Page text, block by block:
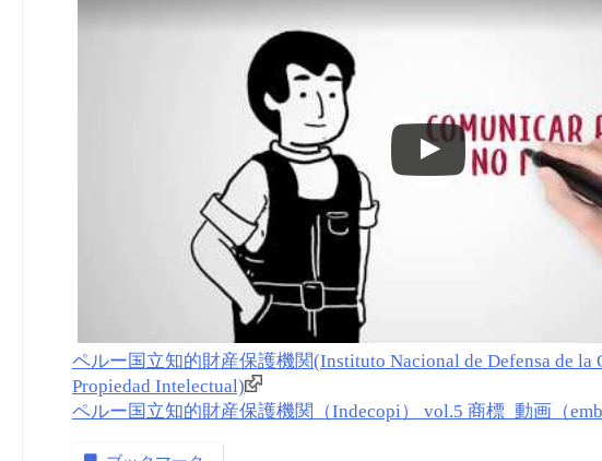
ペルー国立知的財産保護機関(Instituto Nacional de Defensa de la
Propiedad Intelectual)
ペルー国立知的財産保護機関（Indecopi） vol.5 商標_動画（